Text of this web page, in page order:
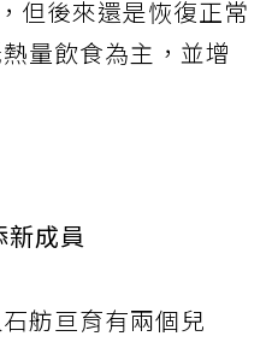
但後來還是恢復正常
量飲食為主，並增
成員
舫亘育有兩個兒